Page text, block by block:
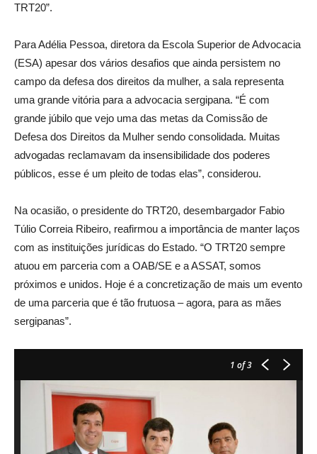
TRT20”.
Para Adélia Pessoa, diretora da Escola Superior de Advocacia
(ESA) apesar dos vários desafios que ainda persistem no
campo da defesa dos direitos da mulher, a sala representa
uma grande vitória para a advocacia sergipana. “É com
grande júbilo que vejo uma das metas da Comissão de
Defesa dos Direitos da Mulher sendo consolidada. Muitas
advogadas reclamavam da insensibilidade dos poderes
públicos, esse é um pleito de todas elas”, considerou.
Na ocasião, o presidente do TRT20, desembargador Fabio
Túlio Correia Ribeiro, reafirmou a importância de manter laços
com as instituições jurídicas do Estado. “O TRT20 sempre
atuou em parceria com a OAB/SE e a ASSAT, somos
próximos e unidos. Hoje é a concretização de mais um evento
de uma parceria que é tão frutuosa – agora, para as mães
sergipanas”.
1 of 3